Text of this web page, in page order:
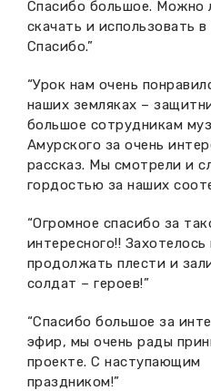
Спасибо большое. Можно
скачать и использовать
Спасибо.”
“Урок нам очень
наших земляках –
большое сотрудникам
Амурского за очень
рассказ. Мы смотрели и
гордостью за наших
“Огромное спасибо за
интересного!!
продолжать плести и
солдат – героев!”
“Спасибо большое за
эфир, мы очень рады
проекте. С наступающим
праздником!”